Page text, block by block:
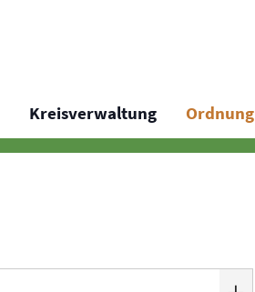
Kreisverwaltung Ordnung